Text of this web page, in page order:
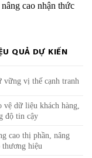
cao nhận thức
QUẢ DỰ KIẾN
vững vị thế cạnh tranh
vệ dữ liệu khách hàng,
độ tin cậy
cao thị phần, nâng
thương hiệu